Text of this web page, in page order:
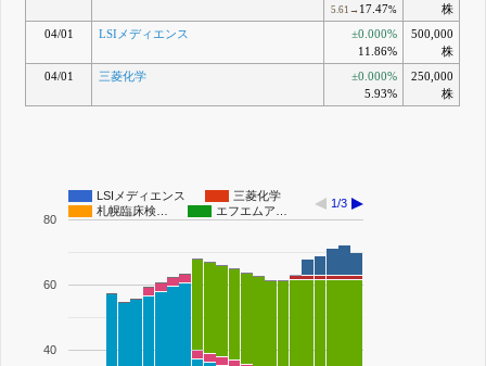
5.61→ 17.47%
株
04/01
LSIメディエンス
±0.000%
11.86%
500,000
株
04/01
三菱化学
±0.000%
5.93%
250,000
株
LSIメディエンス
三菱化学
札幌臨床検…
エフエムア…
1/3
40
60
80